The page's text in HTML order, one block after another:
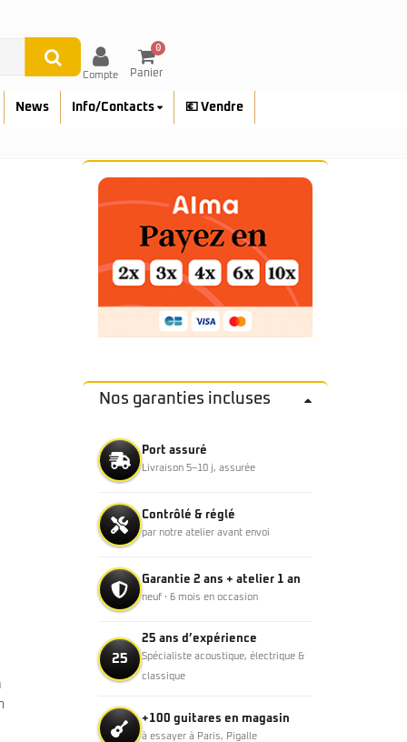
Compte
0
Panier
News Info/Contacts 💶 Vendre
Nos garanties incluses
Port assuré
Livraison 5–10 j, assurée
Contrôlé & réglé
par notre atelier avant envoi
Garantie 2 ans + atelier 1 an
neuf · 6 mois en occasion
25
25 ans d’expérience
Spécialiste acoustique, électrique &
classique
+100 guitares en magasin
à essayer à Paris, Pigalle